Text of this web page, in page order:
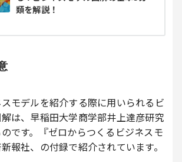
類を解説！
モデルを紹介する際に用いられるビ
は、早稲田大学商学部井上達彦研究
です。『ゼロからつくるビジネスモ
報社、の付録で紹介されています。